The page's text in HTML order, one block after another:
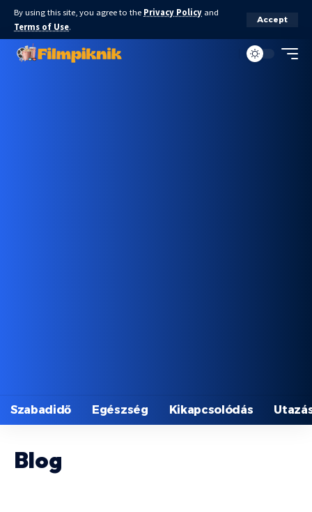
By using this site, you agree to the Privacy Policy and
Terms of Use.
Accept
Szabadidő Egészség Kikapcsolódás
Blog